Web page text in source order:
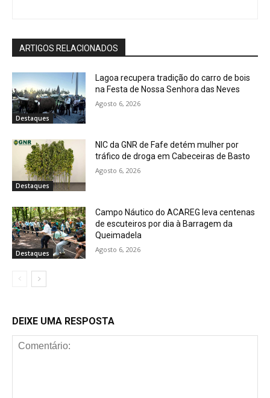
ARTIGOS RELACIONADOS
Destaques
Lagoa recupera tradição do carro de bois
na Festa de Nossa Senhora das Neves
Agosto 6, 2026
Destaques
NIC da GNR de Fafe detém mulher por
tráfico de droga em Cabeceiras de Basto
Agosto 6, 2026
Destaques
Campo Náutico do ACAREG leva centenas
de escuteiros por dia à Barragem da
Queimadela
Agosto 6, 2026
DEIXE UMA RESPOSTA